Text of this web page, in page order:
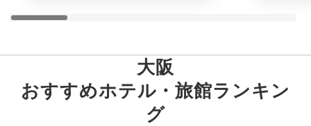
大阪
おすすめホテル・旅館ランキン
グ